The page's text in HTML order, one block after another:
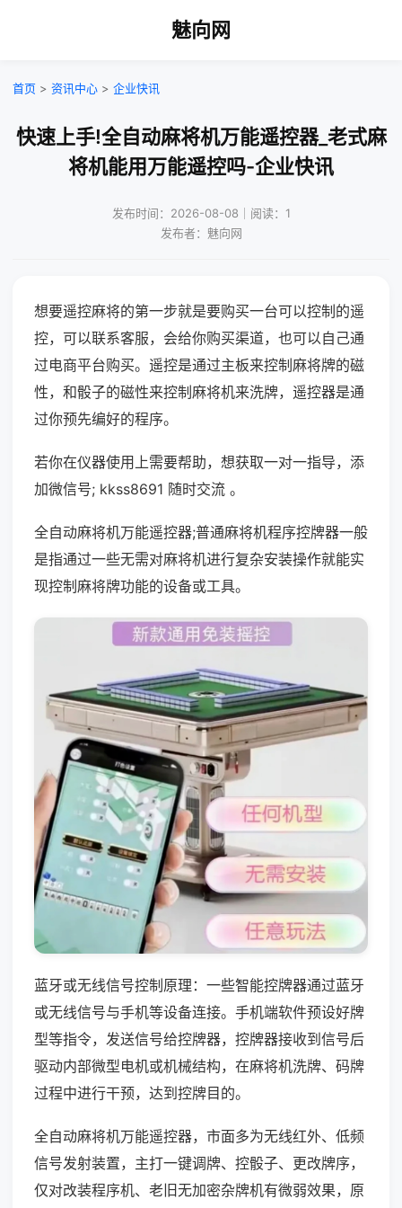
魅向网
首页 > 资讯中心 > 企业快讯
快速上手!全自动麻将机万能遥控器_老式麻
将机能用万能遥控吗-企业快讯
发布时间：2026-08-08｜阅读：1
发布者：魅向网
想要遥控麻将的第一步就是要购买一台可以控制的遥
控，可以联系客服，会给你购买渠道，也可以自己通
过电商平台购买。遥控是通过主板来控制麻将牌的磁
性，和骰子的磁性来控制麻将机来洗牌，遥控器是通
过你预先编好的程序。
若你在仪器使用上需要帮助，想获取一对一指导，添
加微信号; kkss8691 随时交流 。
全自动麻将机万能遥控器;普通麻将机程序控牌器一般
是指通过一些无需对麻将机进行复杂安装操作就能实
现控制麻将牌功能的设备或工具。
蓝牙或无线信号控制原理：一些智能控牌器通过蓝牙
或无线信号与手机等设备连接。手机端软件预设好牌
型等指令，发送信号给控牌器，控牌器接收到信号后
驱动内部微型电机或机械结构，在麻将机洗牌、码牌
过程中进行干预，达到控牌目的。
全自动麻将机万能遥控器，市面多为无线红外、低频
信号发射装置，主打一键调牌、控骰子、更改牌序，
仅对改装程序机、老旧无加密杂牌机有微弱效果，原